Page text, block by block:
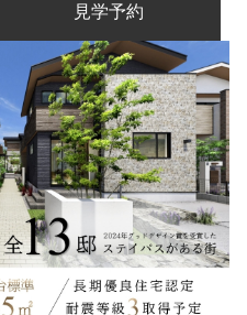
見学予約